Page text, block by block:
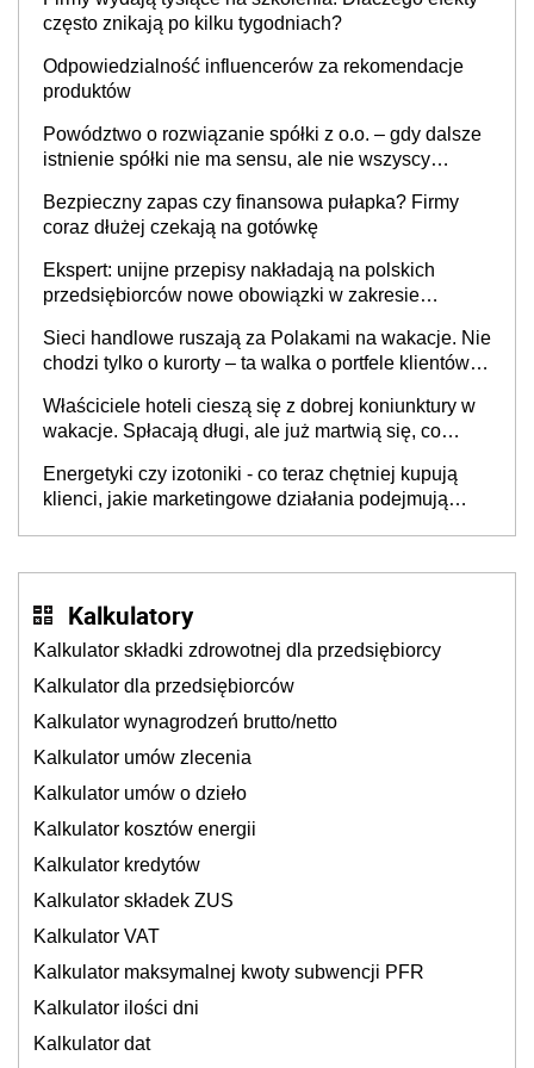
często znikają po kilku tygodniach?
Odpowiedzialność influencerów za rekomendacje
produktów
Powództwo o rozwiązanie spółki z o.o. – gdy dalsze
istnienie spółki nie ma sensu, ale nie wszyscy
Bezpieczny zapas czy finansowa pułapka? Firmy
coraz dłużej czekają na gotówkę
Ekspert: unijne przepisy nakładają na polskich
przedsiębiorców nowe obowiązki w zakresie
Sieci handlowe ruszają za Polakami na wakacje. Nie
chodzi tylko o kurorty – ta walka o portfele klientów
cichu
Właściciele hoteli cieszą się z dobrej koniunktury w
wakacje. Spłacają długi, ale już martwią się, co
Energetyki czy izotoniki - co teraz chętniej kupują
klienci, jakie marketingowe działania podejmują
Kalkulatory
Kalkulator składki zdrowotnej dla przedsiębiorcy
Kalkulator dla przedsiębiorców
Kalkulator wynagrodzeń brutto/netto
Kalkulator umów zlecenia
Kalkulator umów o dzieło
Kalkulator kosztów energii
Kalkulator kredytów
Kalkulator składek ZUS
Kalkulator VAT
Kalkulator maksymalnej kwoty subwencji PFR
Kalkulator ilości dni
Kalkulator dat